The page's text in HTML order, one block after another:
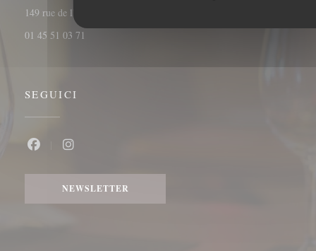
149 rue de l'université 75007 Paris
01 45 51 03 71
SEGUICI
NEWSLETTER